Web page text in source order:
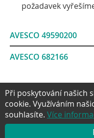
požadavek
AVESCO 49590200
AVESCO 682166
NAHORU
Při poskytování našich
cookie. Využíváním
souhlasíte. Více